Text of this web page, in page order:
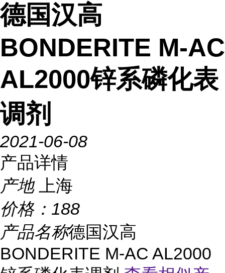
德国汉高
BONDERITE M-AC
AL2000锌系磷化表
调剂
2021-06-08
产品详情
产地
上海
价格： 188
产品名称德国汉高
BONDERITE M-AC AL2000